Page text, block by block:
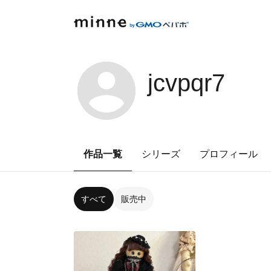
jcvpqr7
作品一覧 シリーズ プロフィール
すべて 販売中